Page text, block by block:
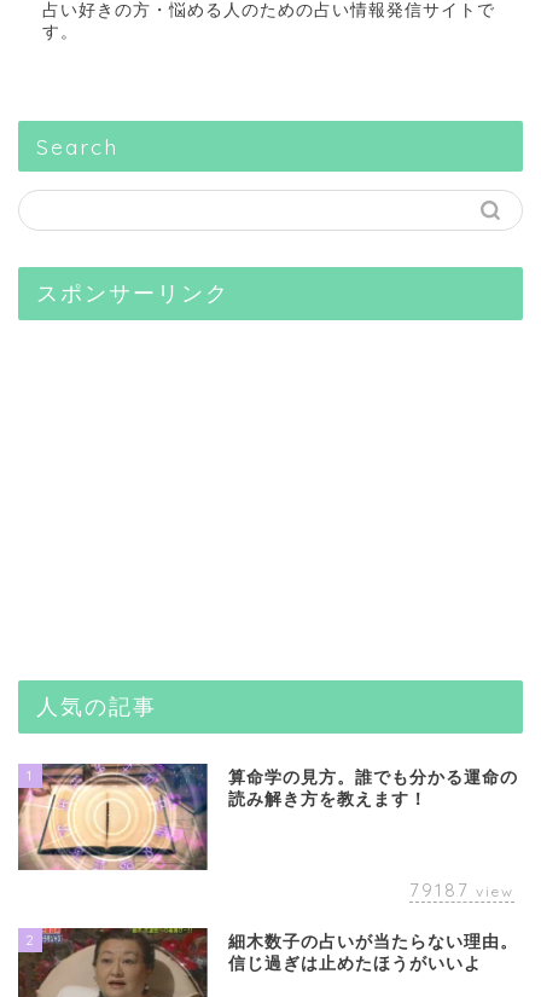
占い好きの方・悩める人のための占い情報発信サイトで
す。
Search
スポンサーリンク
人気の記事
1
算命学の見方。誰でも分かる運命の
読み解き方を教えます！
79187 view
2
細木数子の占いが当たらない理由。
信じ過ぎは止めたほうがいいよ